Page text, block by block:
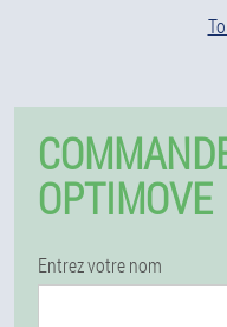
OPTIMOVE
Entrez votre nom